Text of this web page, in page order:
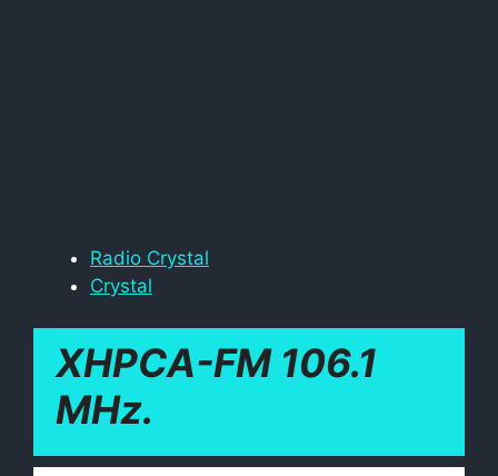
Radio Crystal
Crystal
XHPCA-FM 106.1
MHz.